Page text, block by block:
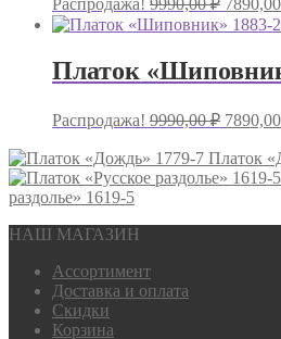
Распродажа! 9990,00₽
цена
7890,00
Платок
Распродажа! 9990,00₽ 7890,00
Платок
раздолье» 1619-5
НАШ МАГАЗИН
Ассортимент
Доставка и оплата
Скидки
Корзина